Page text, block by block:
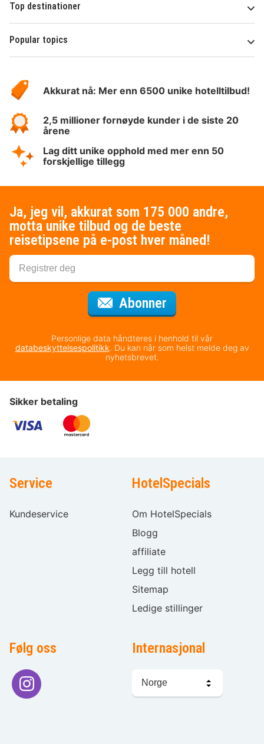
Top destinationer
Popular topics
Hotelspecials
Akkurat nå: Mer enn 6500 unike hotelltilbud!
2,5 millioner fornøyde kunder i de siste 20
årene
Lag ditt unike opphold med mer enn 50
forskjellige tillegg
Ja, jeg vil, akkurat som 175 000 andre,
motta unike tilbud og de beste
reisetipsene på e-post hver måned!
Abonner
Personlige data håndteres i henhold til vår
databeskyttelsespolitikk. Du kan når som helst melde deg av
nyhetsbrevet.
Sikker betaling
Service
Kundeservice
HotelSpecials
Om HotelSpecials
Blogg
affiliate
Legg till hotell
Sitemap
Ledige stillinger
Følg oss Internasjonal